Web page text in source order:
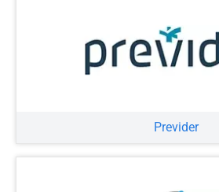
Previder